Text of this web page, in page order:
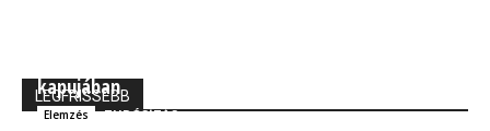
LEGFRISSEBB
kapujában
Elemzés TUDÓSÍTÁS